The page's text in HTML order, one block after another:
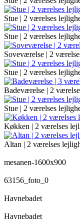
Stue | 2 værelses
Stue | 2 værelses
Soveværelse | 2
Stue | 2 værelses
Badeværelse | 2
Stue | 2 værelses
Køkken | 2 værelses
Altan | 2 værelses
mesanen-1600x900
63156_foto_0
Havnebadet
Havnebadet